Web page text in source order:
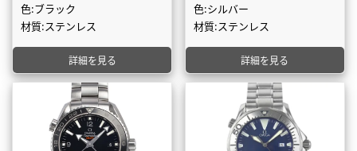
色:ブラック
材質:ステンレス
詳細を見る
色:シルバー
材質:ステンレス
詳細を見る